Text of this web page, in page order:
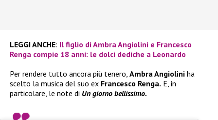
LEGGI ANCHE: Il figlio di Ambra Angiolini e Francesco
Renga compie 18 anni: le dolci dediche a Leonardo
Per rendere tutto ancora più tenero, Ambra Angiolini ha
scelto la musica del suo ex Francesco Renga. E, in
particolare, le note di Un giorno bellissimo.